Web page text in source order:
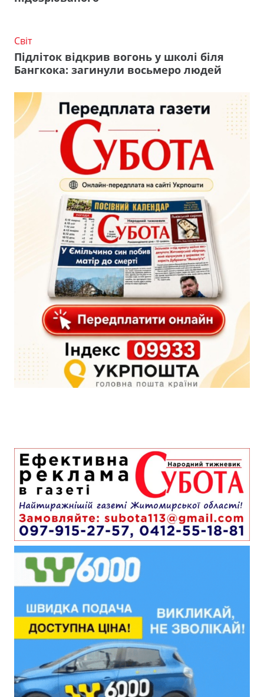
Світ
Підліток відкрив вогонь у школі біля
Бангкока: загинули восьмеро людей